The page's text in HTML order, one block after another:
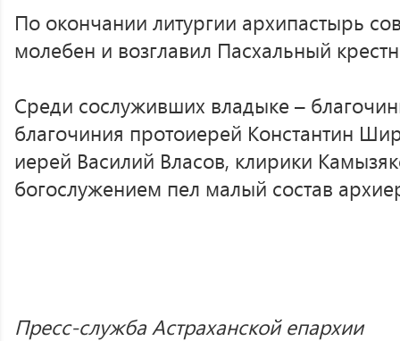
По окончании литургии архипастырь
молебен и возглавил Пасхальный
Среди сослуживших владыке –
благочиния протоиерей Константин
иерей Василий Власов, клирики
богослужением пел малый состав
Пресс-служба Астраханской епархии